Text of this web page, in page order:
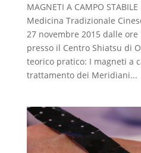
MAGNETI A CAMPO
Medicina Tradizionale
27 novembre 2015 dalle ore
presso il Centro Shiatsu di
teorico pratico: I magneti a
trattamento dei Meridiani...